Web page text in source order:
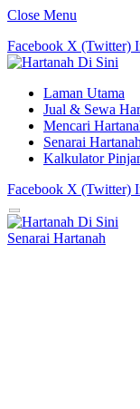
Close Menu
Facebook X (Twitter)
Laman Utama
Jual & Sewa
Mencari
Senarai Hartanah
Kalkulator
Facebook X (Twitter)
Senarai Hartanah